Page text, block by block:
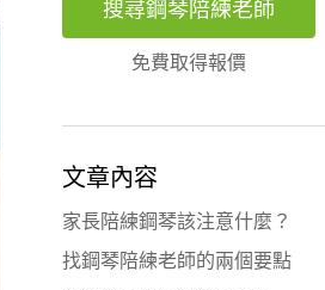
搜尋鋼琴陪練老師
免費取得報價
文章內容
家長陪練鋼琴該注意什麼？
找鋼琴陪練老師的兩個要點